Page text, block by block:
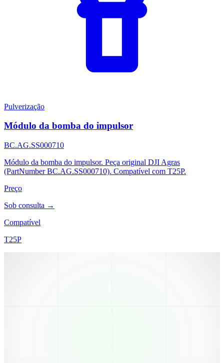
Pulverização
Módulo da bomba do impulsor
BC.AG.SS000710
Módulo da bomba do impulsor. Peça original DJI Agras
(PartNumber BC.AG.SS000710). Compatível com T25P.
Preço
Sob consulta →
Compatível
T25P